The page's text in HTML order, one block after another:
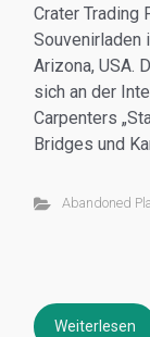
Crater Trading
Souvenirladen
Arizona, USA.
sich an der
Carpenters
Bridges und
Abandoned
Weiterlesen